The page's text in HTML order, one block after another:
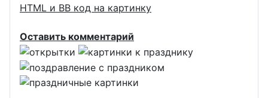
HTML и BB код на картинку
Оставить комментарий